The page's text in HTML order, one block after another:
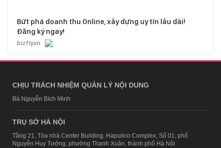
Bứt phá doanh thu Online, xây dựng uy tín lâu dài!
Đăng ký ngay!
bizfly.vn
CHỊU TRÁCH NHIỆM QUẢN LÝ NỘI DUNG
Bà Nguyễn Bích Minh
TRỤ SỞ HÀ NỘI
Tầng 21, Tòa nhà Center Building, Hapulico Complex, Số 01, phố
Nguyễn Huy Tưởng, phường Thanh Xuân, thành phố Hà Nội